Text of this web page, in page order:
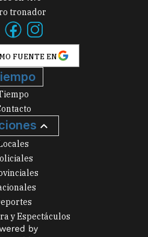
tronador
FUENTE EN
y Espectáculos